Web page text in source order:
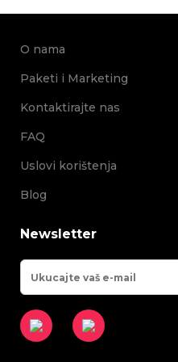
O nama
Paketi i Marketing
Kontaktirajte nas
FAQ
Uslovi korištenja
Blog
Newsletter